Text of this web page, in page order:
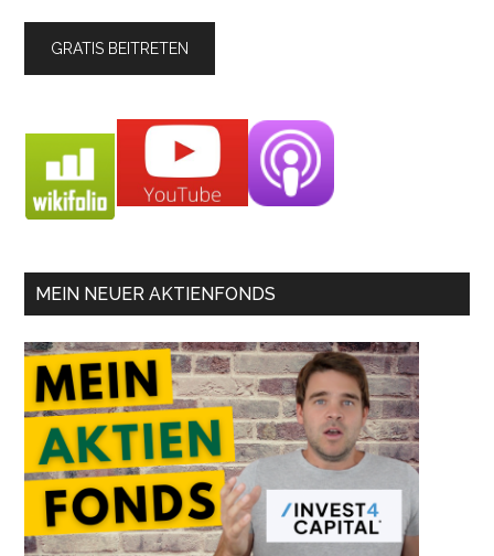
MEIN NEUER AKTIENFONDS